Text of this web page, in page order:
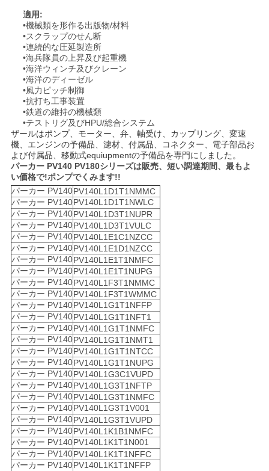
適用:
•機械類を形作る出版物/材料
•スクラップのせん断
•連続的な圧延製造所
•海兵隊員の上昇及び起重機
•海洋ウィンチ及びクレーン
•海洋のディーゼル
•風力ピッチ制御
•抗打ち工事装置
•鉄道の維持の機械類
•テストリグ及びHPU/総合システム
ザールはポンプ、モーター、弁、軸受け、カップリング、変速
機、エンジンの予備品、濾材、付属品、コネクター、電子部品お
よび付属品、移動式equiupmentの予備品を専門にしました。
パーカー PV140 PV180シリーズは販売、短い調達期間、最もよ
い価格で!ポンプでくみます!!
パーカー PV140PV140L1D1T1NMMC
パーカー PV140PV140L1D1T1NWLC
パーカー PV140PV140L1D3T1NUPR
パーカー PV140PV140L1D3T1VULC
パーカー PV140PV140L1E1C1NZCC
パーカー PV140PV140L1E1D1NZCC
パーカー PV140PV140L1E1T1NMFC
パーカー PV140PV140L1E1T1NUPG
パーカー PV140PV140L1F3T1NMMC
パーカー PV140PV140L1F3T1WMMC
パーカー PV140PV140L1G1T1NFFP
パーカー PV140PV140L1G1T1NFT1
パーカー PV140PV140L1G1T1NMFC
パーカー PV140PV140L1G1T1NMT1
パーカー PV140PV140L1G1T1NTCC
パーカー PV140PV140L1G1T1NUPG
パーカー PV140PV140L1G3C1VUPD
パーカー PV140PV140L1G3T1NFTP
パーカー PV140PV140L1G3T1NMFC
パーカー PV140PV140L1G3T1V001
パーカー PV140PV140L1G3T1VUPD
パーカー PV140PV140L1K1B1NMFC
パーカー PV140PV140L1K1T1N001
パーカー PV140PV140L1K1T1NFFC
パーカー PV140PV140L1K1T1NFFP